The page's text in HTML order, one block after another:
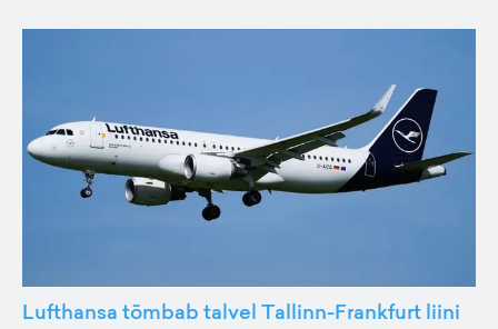
Lufthansa tõmbab talvel Tallinn-Frankfurt liini